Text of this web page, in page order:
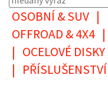
OSOBNÍ & SUV |
OFFROAD & 4X4 |
| OCELOVÉ DISKY
| PŘÍSLUŠENSTVÍ